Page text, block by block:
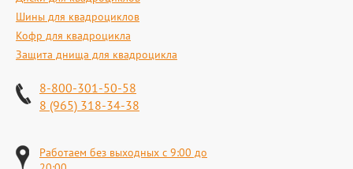
Шины для квадроциклов
Кофр для квадроцикла
Защита днища для квадроцикла
8-800-301-50-58
8 (965) 318-34-38
Работаем без выходных с 9:00 до